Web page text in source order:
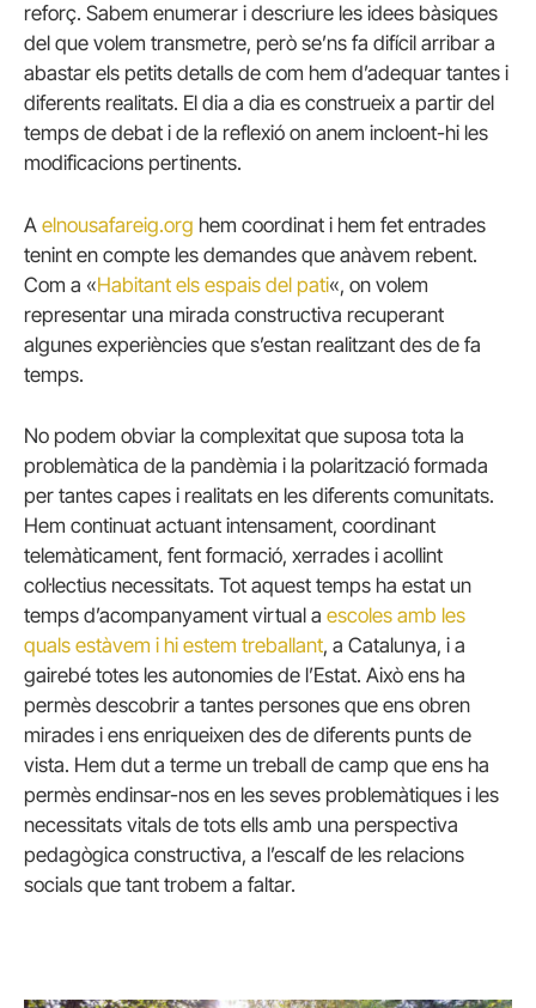
reforç. Sabem enumerar i descriure les idees bàsiques
del que volem transmetre, però se’ns fa difícil arribar a
abastar els petits detalls de com hem d’adequar tantes i
diferents realitats. El dia a dia es construeix a partir del
temps de debat i de la reflexió on anem incloent-hi les
modificacions pertinents.
A elnousafareig.org hem coordinat i hem fet entrades
tenint en compte les demandes que anàvem rebent.
Com a «Habitant els espais del pati«, on volem
representar una mirada constructiva recuperant
algunes experiències que s’estan realitzant des de fa
temps.
No podem obviar la complexitat que suposa tota la
problemàtica de la pandèmia i la polarització formada
per tantes capes i realitats en les diferents comunitats.
Hem continuat actuant intensament, coordinant
telemàticament, fent formació, xerrades i acollint
col·lectius necessitats. Tot aquest temps ha estat un
temps d’acompanyament virtual a escoles amb les
quals estàvem i hi estem treballant, a Catalunya, i a
gairebé totes les autonomies de l’Estat. Això ens ha
permès descobrir a tantes persones que ens obren
mirades i ens enriqueixen des de diferents punts de
vista. Hem dut a terme un treball de camp que ens ha
permès endinsar-nos en les seves problemàtiques i les
necessitats vitals de tots ells amb una perspectiva
pedagògica constructiva, a l’escalf de les relacions
socials que tant trobem a faltar.